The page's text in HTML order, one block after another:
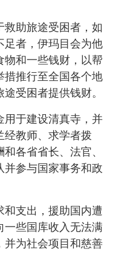
助旅途受困者，如
足者，伊玛目会为他
物和一些钱财，以帮
措推行至全国各个地
受困者提供钱财。
用于建设清真寺，并
经教师、求学者拨
各省省长、法官、
并参与国家事务和政
和支出，援助国内遭
一些国库收入无法满
并为社会项目和慈善